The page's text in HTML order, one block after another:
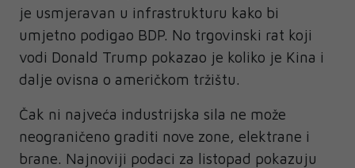
je usmjeravan u infrastrukturu kako bi
umjetno podigao BDP. No trgovinski rat koji
vodi Donald Trump pokazao je koliko je Kina i
dalje ovisna o američkom tržištu.
Čak ni najveća industrijska sila ne može
neograničeno graditi nove zone, elektrane i
brane. Najnoviji podaci za listopad pokazuju